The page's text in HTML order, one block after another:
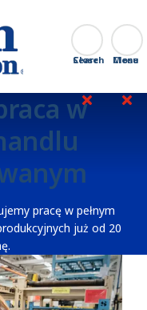
Search
Close
w
pracę w pełnym
już od 20